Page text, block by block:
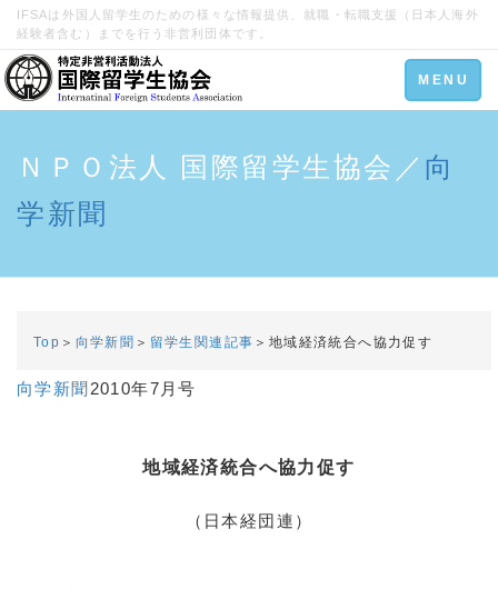
IFSAは外国人留学生のための様々な情報提供、就職・転職支援（日本人海外
経験者含む）までを行う非営利団体です。
Toggle
navigation
MENU
ＮＰＯ法人 国際留学生協会／ 向
学新聞
Top ＞ 向学新聞 ＞ 留学生関連記事 ＞地域経済統合へ協力促す
向学新聞 2010年7月号
地域経済統合へ協力促す
（日本経団連）